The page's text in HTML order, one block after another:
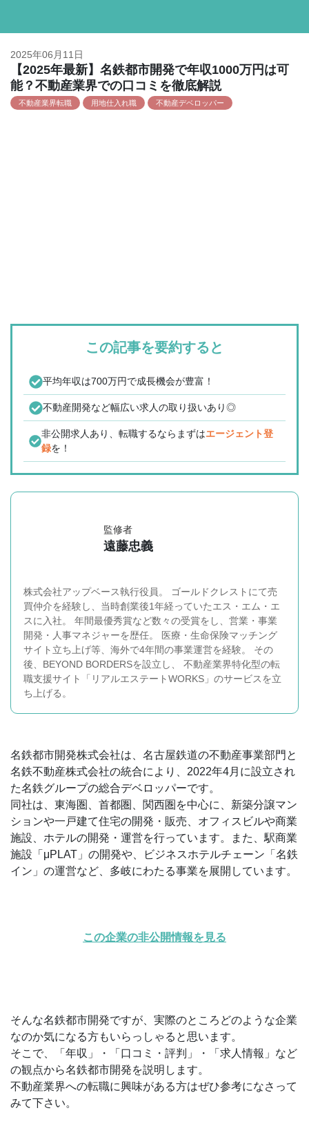
2025年06月11日
【2025年最新】名鉄都市開発で年収1000万円は可
能？不動産業界での口コミを徹底解説
不動産業界転職 用地仕入れ職 不動産デベロッパー
この記事を要約すると
平均年収は700万円で成長機会が豊富！
不動産開発など幅広い求人の取り扱いあり◎
非公開求人あり、転職するならまずはエージェント登
録を！
監修者
遠藤忠義
株式会社アップベース執行役員。 ゴールドクレストにて売
買仲介を経験し、当時創業後1年経っていたエス・エム・エ
スに入社。 年間最優秀賞など数々の受賞をし、営業・事業
開発・人事マネジャーを歴任。 医療・生命保険マッチング
サイト立ち上げ等、海外で4年間の事業運営を経験。 その
後、BEYOND BORDERSを設立し、 不動産業界特化型の転
職支援サイト「リアルエステートWORKS」のサービスを立
ち上げる。
名鉄都市開発株式会社は、名古屋鉄道の不動産事業部門と
名鉄不動産株式会社の統合により、2022年4月に設立され
た名鉄グループの総合デベロッパーです。
同社は、東海圏、首都圏、関西圏を中心に、新築分譲マン
ションや一戸建て住宅の開発・販売、オフィスビルや商業
施設、ホテルの開発・運営を行っています。また、駅商業
施設「μPLAT」の開発や、ビジネスホテルチェーン「名鉄
イン」の運営など、多岐にわたる事業を展開しています。
この企業の非公開情報を見る
そんな名鉄都市開発ですが、実際のところどのような企業
なのか気になる方もいらっしゃると思います。
そこで、「年収」・「口コミ・評判」・「求人情報」など
の観点から名鉄都市開発を説明します。
不動産業界への転職に興味がある方はぜひ参考になさって
みて下さい。